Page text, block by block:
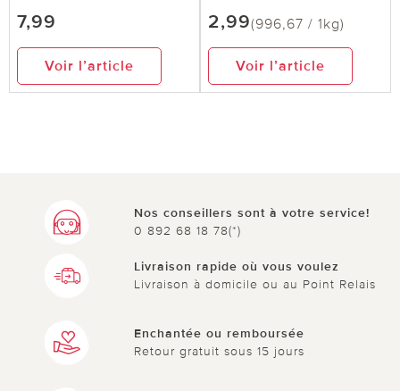
7,99
Voir l’article
2,99(996,67 / 1kg)
Voir l’article
Nos conseillers sont à votre service!
0 892 68 18 78(*)
Livraison rapide où vous voulez
Livraison à domicile ou au Point Relais
Enchantée ou remboursée
Retour gratuit sous 15 jours